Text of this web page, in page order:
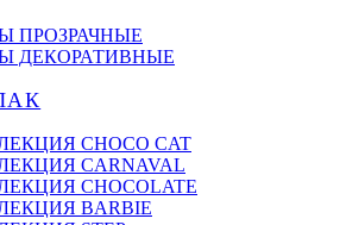
ПРОЗРАЧНЫЕ
ДЕКОРАТИВНЫЕ
CHOCO CAT
CARNAVAL
CHOCOLATE
BARBIE